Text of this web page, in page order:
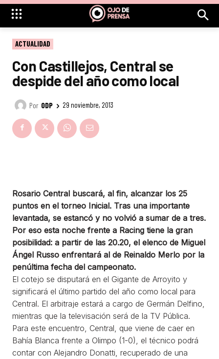
ACTUALIDAD
Con Castillejos, Central se
despide del año como local
Por ODP 29 noviembre, 2013
Rosario Central buscará, al fin, alcanzar los 25
puntos en el torneo Inicial. Tras una importante
levantada, se estancó y no volvió a sumar de a tres.
Por eso esta noche frente a Racing tiene la gran
posibilidad: a partir de las 20.20, el elenco de Miguel
Ángel Russo enfrentará al de Reinaldo Merlo por la
penúltima fecha del campeonato.
El cotejo se disputará en el Gigante de Arroyito y
significará el último partido del año como local para
Central. El arbitraje estará a cargo de Germán Delfino,
mientras que la televisación será de la TV Pública.
Para este encuentro, Central, que viene de caer en
Bahía Blanca frente a Olimpo (1-0), el técnico podrá
contar con Alejandro Donatti, recuperado de una